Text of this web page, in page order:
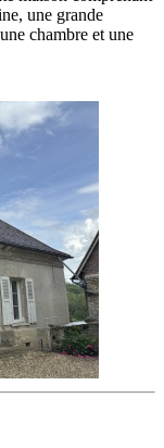
une grande
chambre et une